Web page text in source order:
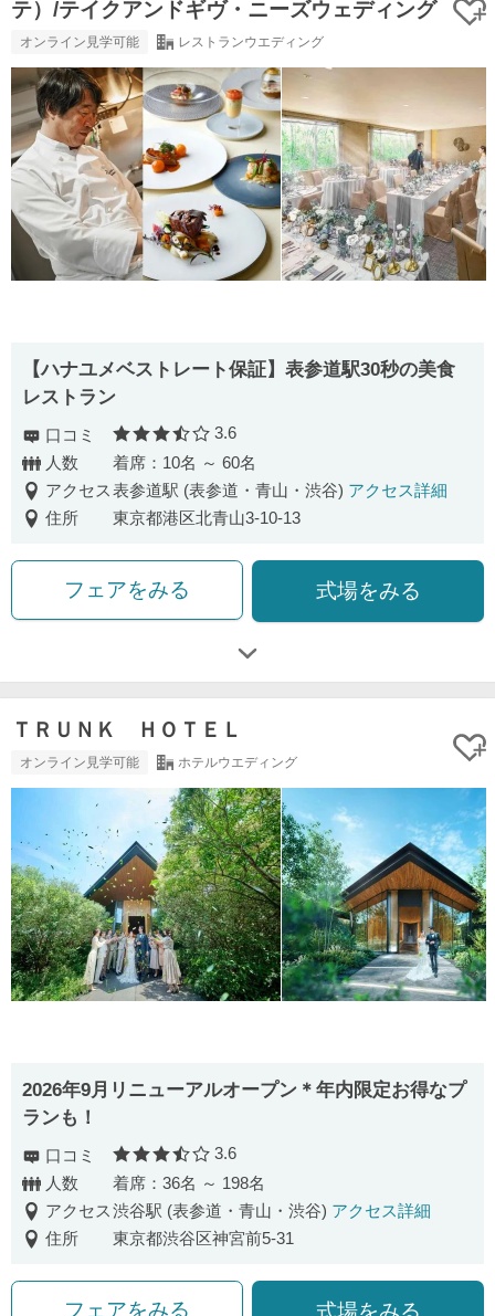
テ）/テイクアンドギヴ・ニーズウェディング
オンライン見学可能 レストランウエディング
【ハナユメベストレート保証】表参道駅30秒の美食
レストラン
口コミ 口コミ評価
3.6
人数
着席：10名 ～ 60名
アクセス表参道駅 (表参道・青山・渋谷) アクセス詳細
住所
東京都港区北青山3-10-13
フェアをみる 式場をみる
ＴＲＵＮＫ ＨＯＴＥＬ
オンライン見学可能 ホテルウエディング
2026年9月リニューアルオープン＊年内限定お得なプ
ランも！
口コミ 口コミ評価
3.6
人数
着席：36名 ～ 198名
アクセス渋谷駅 (表参道・青山・渋谷) アクセス詳細
住所
東京都渋谷区神宮前5-31
フェアをみる 式場をみる